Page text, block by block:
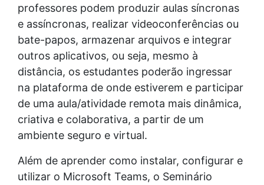
professores podem produzir aulas síncronas
e assíncronas, realizar videoconferências ou
bate-papos, armazenar arquivos e integrar
outros aplicativos, ou seja, mesmo à
distância, os estudantes poderão ingressar
na plataforma de onde estiverem e participar
de uma aula/atividade remota mais dinâmica,
criativa e colaborativa, a partir de um
ambiente seguro e virtual.
Além de aprender como instalar, configurar e
utilizar o Microsoft Teams, o Seminário